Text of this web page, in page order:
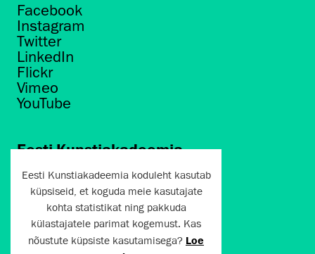
Facebook
Instagram
Twitter
LinkedIn
Flickr
Vimeo
YouTube
Eesti Kunstiakadeemia
Põhja puiestee 7
Tallinn 10412
artun@artun.ee
+372 6267301
Eesti Kunstiakadeemia koduleht kasutab
küpsiseid, et koguda meie kasutajate
kohta statistikat ning pakkuda
külastajatele parimat kogemust. Kas
nõustute küpsiste kasutamisega? Loe